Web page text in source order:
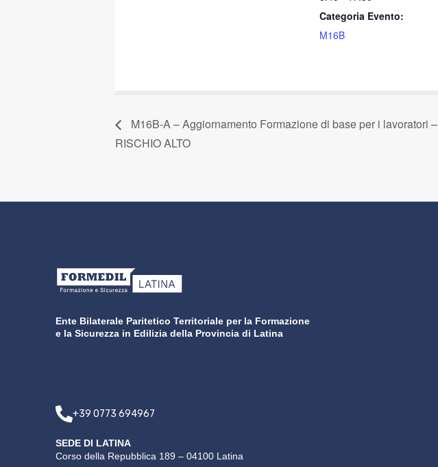
Categoria Evento:
M16B
M16B-A – Aggiornamento Formazione di base per i lavoratori –
RISCHIO ALTO
Ente Bilaterale Paritetico Territoriale per la Formazione
e la Sicurezza in Edilizia della Provincia di Latina
+39 0773 694967
SEDE DI LATINA
Corso della Repubblica 189 – 04100 Latina